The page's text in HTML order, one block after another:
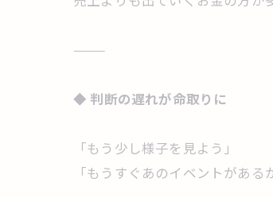
⸻
◆ 判断の遅れが命取りに
「もう少し様子を見よう」
「もうすぐあのイベントがある